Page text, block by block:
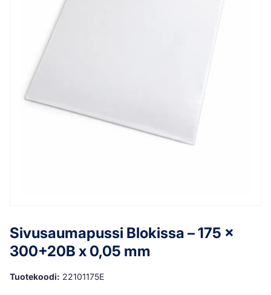
Sivusaumapussi Blokissa – 175 x
300+20B x 0,05 mm
Tuotekoodi: 22101175E